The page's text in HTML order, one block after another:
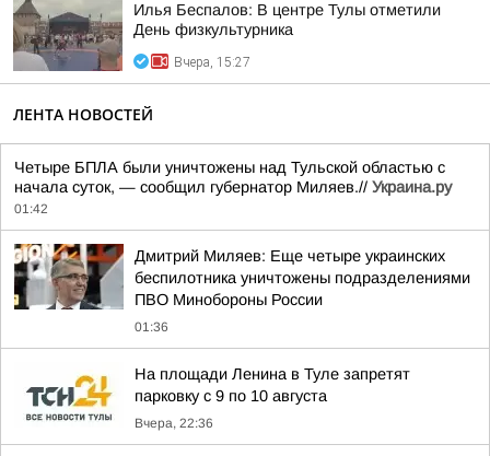
Илья Беспалов: В центре Тулы отметили
День физкультурника
Вчера, 15:27
ЛЕНТА НОВОСТЕЙ
Четыре БПЛА были уничтожены над Тульской областью с
начала суток, — сообщил губернатор Миляев.// Украина.ру
01:42
Дмитрий Миляев: Еще четыре украинских
беспилотника уничтожены подразделениями
ПВО Минобороны России
01:36
На площади Ленина в Туле запретят
парковку с 9 по 10 августа
Вчера, 22:36